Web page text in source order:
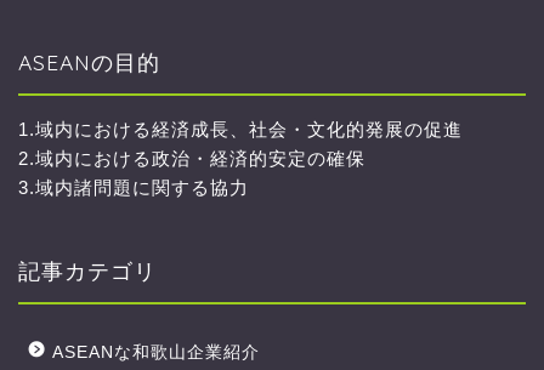
ASEANの目的
1.域内における経済成長、社会・文化的発展の促進
2.域内における政治・経済的安定の確保
3.域内諸問題に関する協力
記事カテゴリ
ASEANな和歌山企業紹介